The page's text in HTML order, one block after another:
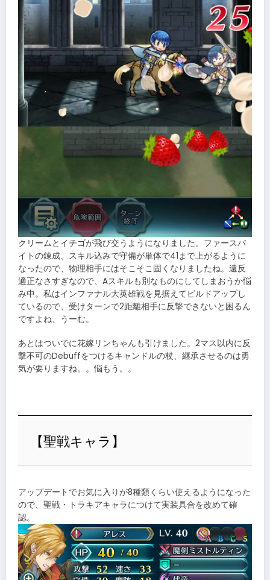
クリームとイチゴが飛び交うようになりました。ファースバ
イトの錬成、スキル込みで守備が単体で41まで上がるように
なったので、物理相手にはそこそこ固くなりましたね。遠反
適正なさすぎなので、Aスキルも別なものにしてしまおうか悩
み中。私はインファナル大英雄戦を見据えてビルドアップし
ているので、受けターンで2距離相手に反撃できないと困るん
ですよね、うーむ。
あとはついでに花嫁リンちゃんも引けました。2マス以内に反
撃不可のDebuffをつけるキャンドルの杖、継承させるのは勇
気が要りますね。。悩もう。。
【聖戦キャラ】
アップデートでお気に入りが8種類くらい使えるようになった
ので、聖戦・トラキアキャラにつけて実装具合を改めて確
認。